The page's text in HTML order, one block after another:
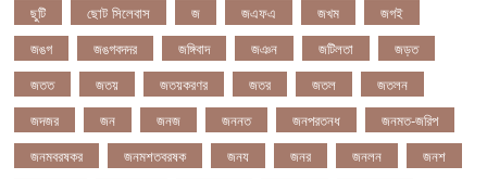
ছুটি
ছোট সিলেবাস জ জএফএ জখম
জগই
জঙগ
জঙগবদদর জঙ্গিবাদ জঞন জটিলতা
জড়ত
জতত
জতয় জতয়করণর জতর জতল
জতলন
জদজর
জন জনজ জননত জনপরতনধ
জনমত-জরিপ
জনমবরষকর
জনমশতবরষক জনয জনর জনলন
জনশ